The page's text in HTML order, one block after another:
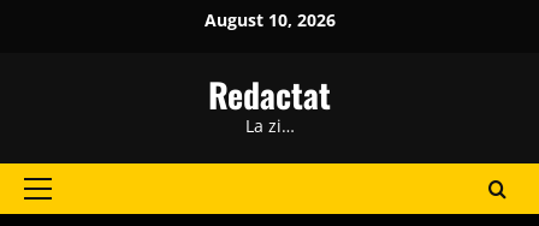
August 10, 2026
Redactat
La zi…
Primary